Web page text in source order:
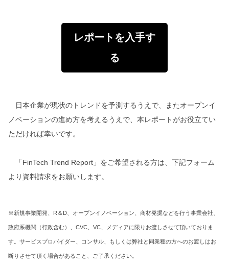
レポートを入手す
る
日本企業が現状のトレンドを予測するうえで、またオープンイ
ノベーションの進め方を考えるうえで、本レポートがお役立てい
ただければ幸いです。
「FinTech Trend Report」をご希望される方は、下記フォーム
より資料請求をお願いします。
※新規事業開発、R＆D、オープンイノベーション、商材発掘などを行う事業会社、
政府系機関（行政含む）、CVC、VC、メディアに限りお渡しさせて頂いておりま
す。サービスプロバイダー、コンサル、もしくは弊社と同業種の方へのお渡しはお
断りさせて頂く場合があること、ご了承ください。